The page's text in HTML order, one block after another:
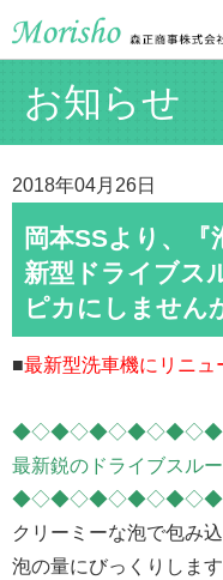
お知らせ
2018年04月26日
岡本SSより、
新型ドライブス
ピカにしません
■最新型洗車機にリニュ
最新鋭のドライブスル
クリーミーな泡で包み
泡の量にびっくりします